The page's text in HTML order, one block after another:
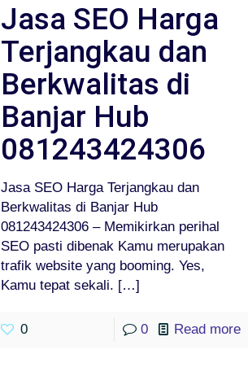
Jasa SEO Harga
Terjangkau dan
Berkwalitas di
Banjar Hub
081243424306
Jasa SEO Harga Terjangkau dan
Berkwalitas di Banjar Hub
081243424306 – Memikirkan perihal
SEO pasti dibenak Kamu merupakan
trafik website yang booming. Yes,
Kamu tepat sekali. […]
0 0 Read more